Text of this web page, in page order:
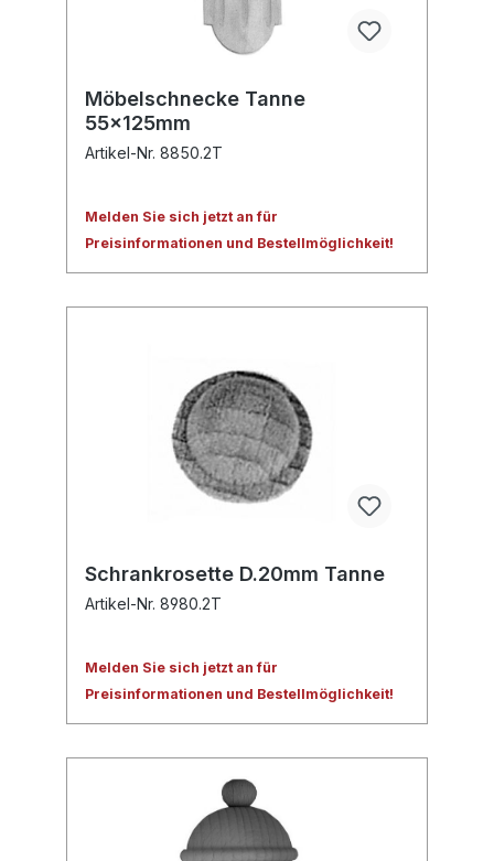
Möbelschnecke Tanne
55x125mm
Artikel-Nr. 8850.2T
Melden Sie sich jetzt an für
Preisinformationen und Bestellmöglichkeit!
Schrankrosette D.20mm Tanne
Artikel-Nr. 8980.2T
Melden Sie sich jetzt an für
Preisinformationen und Bestellmöglichkeit!